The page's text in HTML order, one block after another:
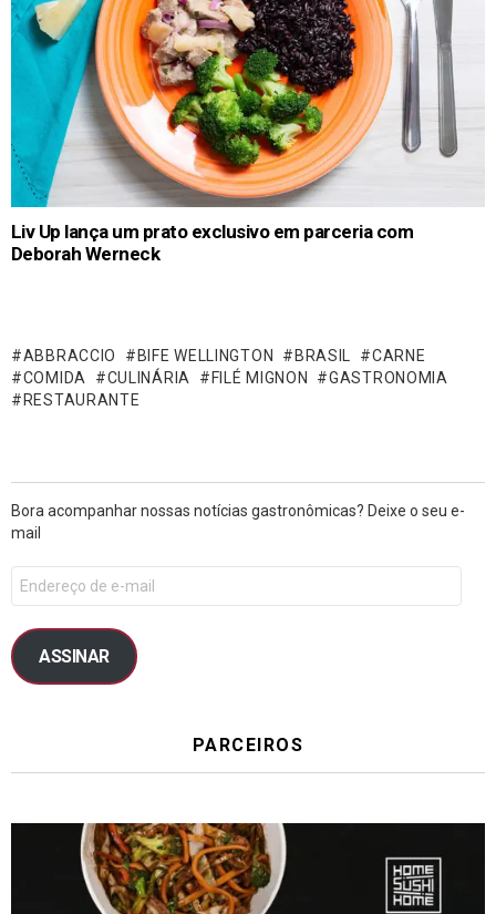
Liv Up lança um prato exclusivo em parceria com
Deborah Werneck
ABBRACCIO BIFE WELLINGTON BRASIL
CARNE
COMIDA
CULINÁRIA FILÉ MIGNON
GASTRONOMIA
RESTAURANTE
Bora acompanhar nossas notícias gastronômicas? Deixe o seu e-
mail
ASSINAR
PARCEIROS